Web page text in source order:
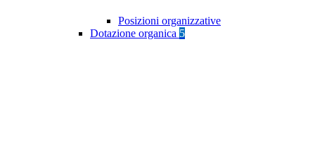
Posizioni organizzative
Dotazione organica 5